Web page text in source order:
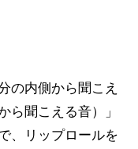
の内側から聞こえ
ら聞こえる音）」
、リップロールを